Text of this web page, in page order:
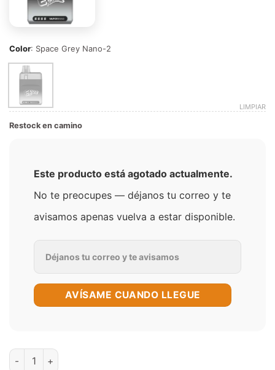
Color: Space Grey Nano-2
LIMPIAR
Restock en camino
Este producto está agotado actualmente.
No te preocupes — déjanos tu correo y te
avisamos apenas vuelva a estar disponible.
AVÍSAME CUANDO LLEGUE
Eco Nano 2 - Vaporesso cantidad